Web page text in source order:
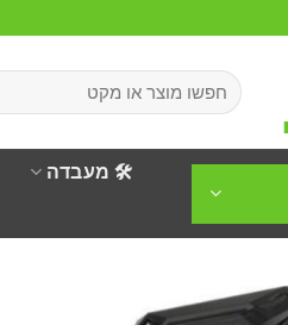
חיפוש
עבור:
🛠️ מעבדה